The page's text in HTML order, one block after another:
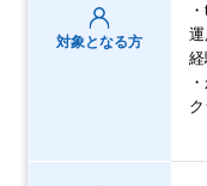
対象となる方